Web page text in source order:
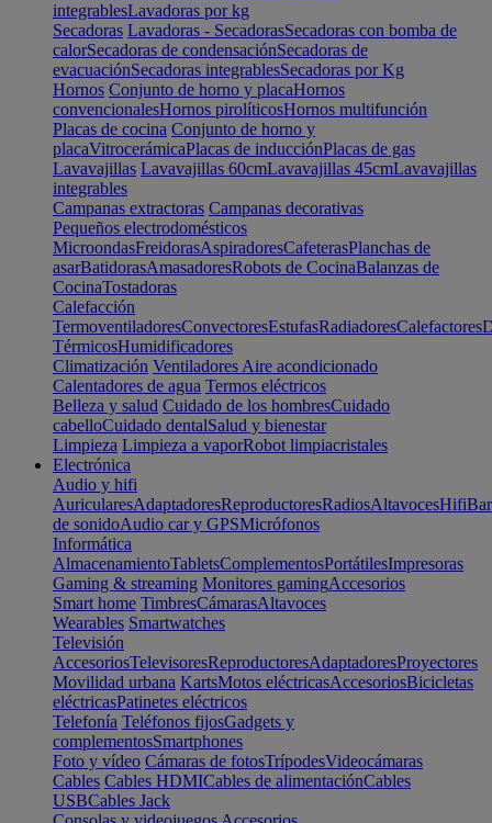
integrablesLavadoras por kg
Secadoras Lavadoras - SecadorasSecadoras con bomba de
calorSecadoras de condensaciónSecadoras de
evacuaciónSecadoras integrablesSecadoras por Kg
Hornos Conjunto de horno y placaHornos
convencionalesHornos pirolíticosHornos multifunción
Placas de cocina Conjunto de horno y
placaVitrocerámicaPlacas de inducciónPlacas de gas
Lavavajillas Lavavajillas 60cmLavavajillas 45cmLavavajillas
integrables
Campanas extractoras Campanas decorativas
Pequeños electrodomésticos
MicroondasFreidorasAspiradoresCafeterasPlanchas de
asarBatidorasAmasadoresRobots de CocinaBalanzas de
CocinaTostadoras
Calefacción
TermoventiladoresConvectoresEstufasRadiadoresCalefactores
TérmicosHumidificadores
Climatización Ventiladores Aire acondicionado
Calentadores de agua Termos eléctricos
Belleza y salud Cuidado de los hombresCuidado
cabelloCuidado dentalSalud y bienestar
Limpieza Limpieza a vaporRobot limpiacristales
Electrónica
Audio y hifi
AuricularesAdaptadoresReproductoresRadiosAltavocesHifi
de sonidoAudio car y GPSMicrófonos
Informática
AlmacenamientoTabletsComplementosPortátilesImpresoras
Gaming & streaming Monitores gamingAccesorios
Smart home TimbresCámarasAltavoces
Wearables Smartwatches
Televisión
AccesoriosTelevisoresReproductoresAdaptadoresProyectores
Movilidad urbana KartsMotos eléctricasAccesoriosBicicletas
eléctricasPatinetes eléctricos
Telefonía Teléfonos fijosGadgets y
complementosSmartphones
Foto y vídeo Cámaras de fotosTrípodesVideocámaras
Cables Cables HDMICables de alimentaciónCables
USBCables Jack